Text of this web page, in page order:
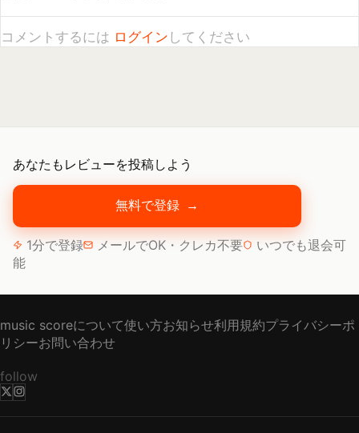
あなたもレビューを投稿しよう
無料で登録 →
1分で登録 メールでOK・クレカ不要
いつでも退会可
能
music scoreについて使い方お知らせ利用規約プライバシーポ
リシーお問い合わせ
follow